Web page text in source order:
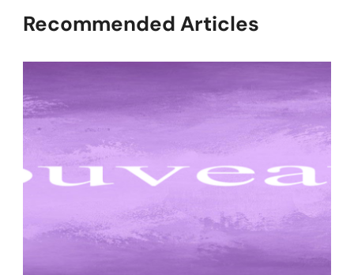
Recommended Articles